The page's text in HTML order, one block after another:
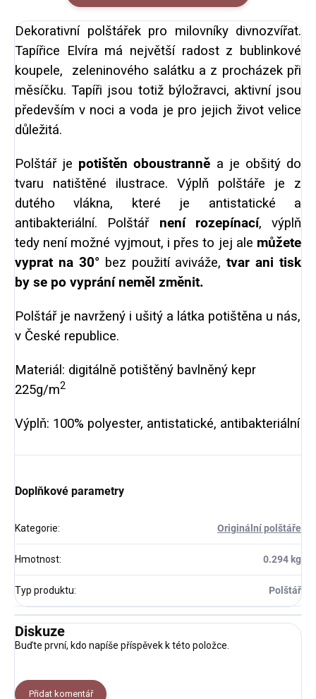
Dekorativní polštářek pro milovníky divnozvířat.
Tapířice Elvíra má největší radost z bublinkové
koupele, zeleninového salátku a z procházek při
měsíčku. Tapíři jsou totiž býložravci, aktivní jsou
především v noci a voda je pro jejich život velice
důležitá.
Polštář je potištěn oboustranně a je obšitý do
tvaru natištěné ilustrace. Výplň polštáře je z
dutého vlákna, které je antistatické a
antibakteriální. Polštář není rozepínací, výplň
tedy není možné vyjmout, i přes to jej ale můžete
vyprat na 30°bez použití aviváže,tvar ani tisk
by se po vyprání neměl změnit.
Polštář je navržený i ušitý a látka potištěna u nás,
v České republice.
Materiál: digitálně potištěný bavlněný kepr
225g/m2
Výplň: 100% polyester, antistatické, antibakteriální
Doplňkové parametry
Kategorie: Originální polštáře
Hmotnost: 0.294 kg
Typ produktu: Polštář
Diskuze
Buďte první, kdo napíše příspěvek k této položce.
Přidat komentář